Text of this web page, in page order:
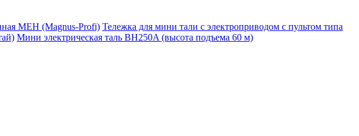
МЕН (Magnus-Profi) Тележка для мини тали с электроприводом с пультом типа
Мини электрическая таль BH250A (высота подъема 60 м)